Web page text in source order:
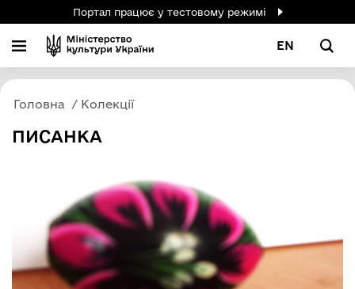
Портал працює у тестовому режимі
EN
Головна Колекції
ПИСАНКА